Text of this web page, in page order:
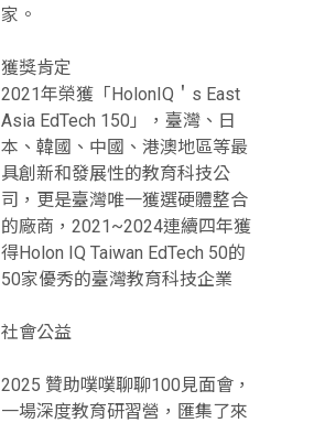
家。
獲獎肯定
2021年榮獲「HolonIQ＇s East
Asia EdTech 150」，臺灣、日
本、韓國、中國、港澳地區等最
具創新和發展性的教育科技公
司，更是臺灣唯一獲選硬體整合
的廠商，2021~2024連續四年獲
得Holon IQ Taiwan EdTech 50的
50家優秀的臺灣教育科技企業
社會公益
2025 贊助噗噗聊聊100見面會，
一場深度教育研習營，匯集了來